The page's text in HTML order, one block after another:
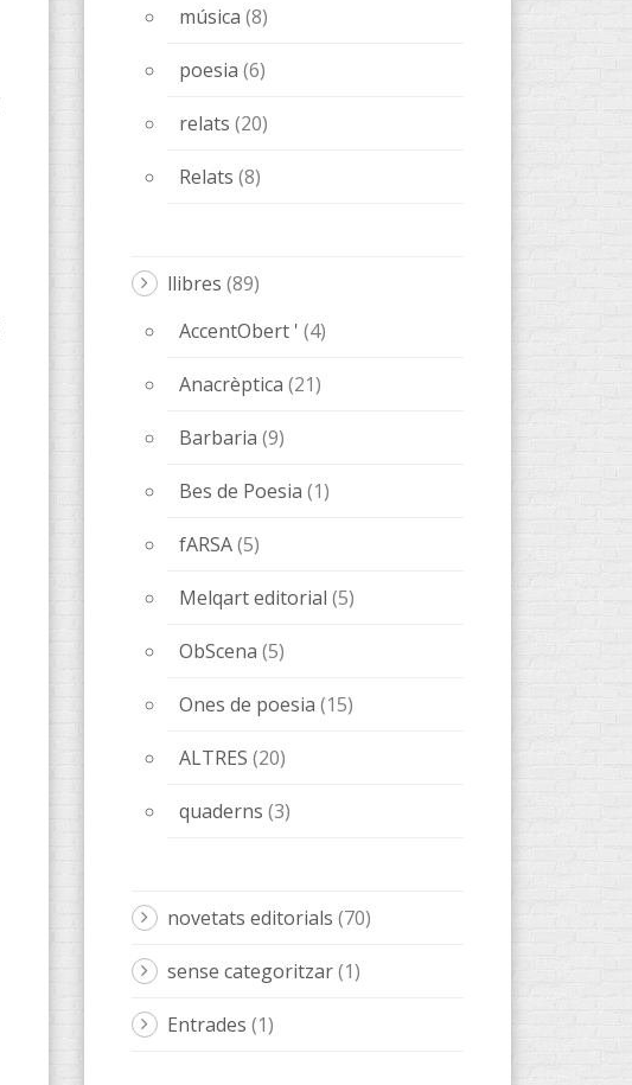
música (8)
poesia (6)
relats (20)
Relats (8)
llibres (89)
AccentObert ' (4)
Anacrèptica (21)
Barbaria (9)
Bes de Poesia (1)
fARSA(5)
Melqart editorial (5)
ObScena (5)
Ones de poesia (15)
ALTRES (20)
quaderns (3)
novetats editorials (70)
sense categoritzar(1)
Entrades (1)